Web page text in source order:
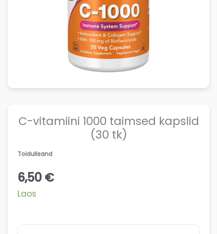
C-vitamiini 1000 taimsed kapslid
(30 tk)
Toidulisand
6,50 €
Laos